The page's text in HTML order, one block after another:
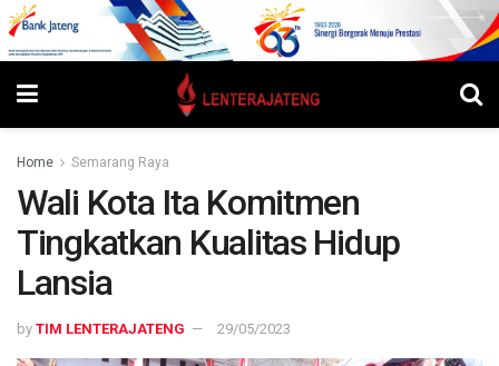
Home Semarang Raya
Wali Kota Ita Komitmen
Tingkatkan Kualitas Hidup
Lansia
by TIM LENTERAJATENG 29/05/2023